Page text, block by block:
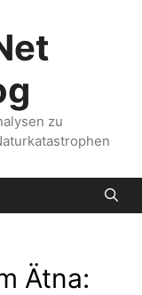
zu
Ätna: